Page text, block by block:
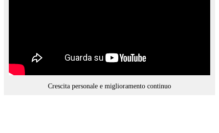
Crescita personale e miglioramento continuo